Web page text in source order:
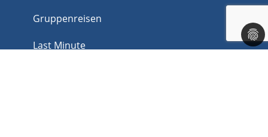
Gruppenreisen
Last Minute